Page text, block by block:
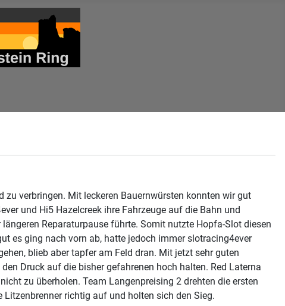
verbringen. Mit leckeren Bauernwürsten konnten wir gut
und Hi5 Hazelcreek ihre Fahrzeuge auf die Bahn und
Reparaturpause führte. Somit nutzte Hopfa-Slot diesen
es ging nach vorn ab, hatte jedoch immer slotracing4ever
blieb aber tapfer am Feld dran. Mit jetzt sehr guten
Druck auf die bisher gefahrenen hoch halten. Red Laterna
zu überholen. Team Langenpreising 2 drehten die ersten
Litzenbrenner richtig auf und holten sich den Sieg.